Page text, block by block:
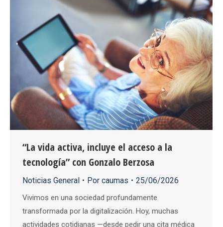
“La vida activa, incluye el acceso a la
tecnología” con Gonzalo Berzosa
Noticias General Por caumas 25/06/2026
Vivimos en una sociedad profundamente
transformada por la digitalización. Hoy, muchas
actividades cotidianas —desde pedir una cita médica